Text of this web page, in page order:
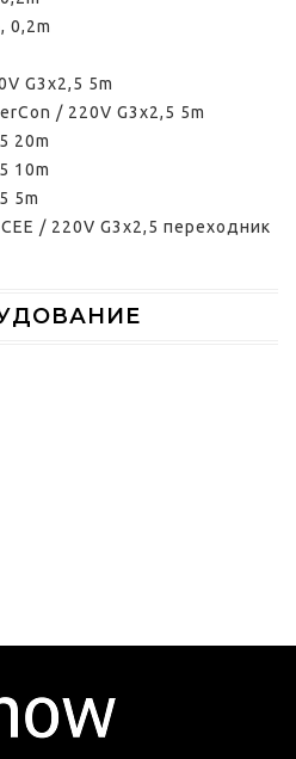
0,2m
G3x2,5 5m
/ 220V G3x2,5 5m
20m
10m
5m
/ 220V G3x2,5 переходник